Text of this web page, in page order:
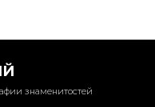
знаменитостей